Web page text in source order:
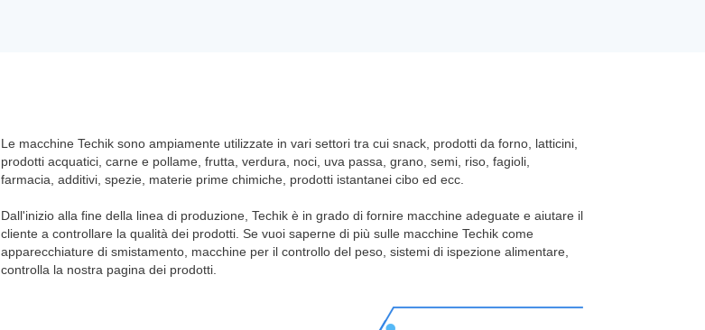
9. Techik dispone di un elenco dei pezzi di ricambio di ciascuna macchina e
verranno offerti accessori gratuiti in caso di rottura durante il periodo di garanzia.
Le macchine Techik sono ampiamente utilizzate in vari settori tra cui snack, prodotti da forno, latticini,
prodotti acquatici, carne e pollame, frutta, verdura, noci, uva passa, grano, semi, riso, fagioli,
farmacia, additivi, spezie, materie prime chimiche, prodotti istantanei cibo ed ecc.
Dall'inizio alla fine della linea di produzione, Techik è in grado di fornire macchine adeguate e aiutare il
cliente a controllare la qualità dei prodotti. Se vuoi saperne di più sulle macchine Techik come
apparecchiature di smistamento, macchine per il controllo del peso, sistemi di ispezione alimentare,
controlla la nostra pagina dei prodotti.